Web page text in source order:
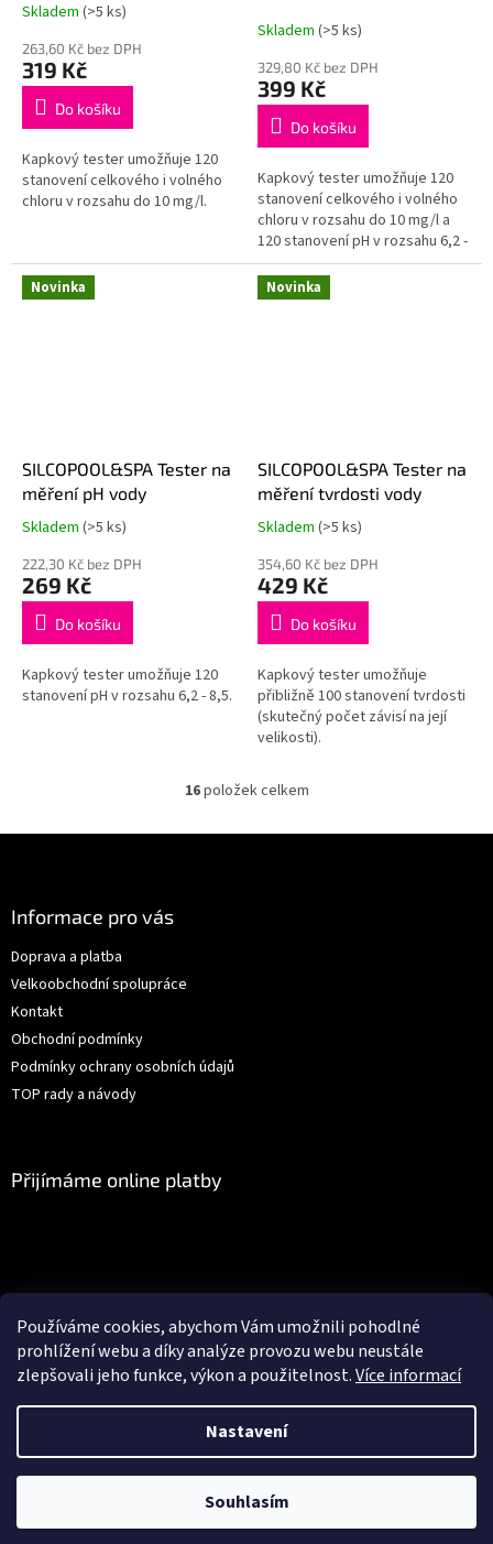
Používáme cookies, abychom Vám umožnili pohodlné
prohlížení webu a díky analýze provozu webu neustále
zlepšovali jeho funkce, výkon a použitelnost.Více informací
Nastavení
Souhlasím
Objednávky vytvořené po 19.12.2025 budou odeslány nejdříve
05.01.2026. Objednávky vytvořené do 19.12.2025 - garance doručení do
Průměrné
produktu
je
5,0
hvězdiček.
Skladem (>5 ks)
263,60 Kč bez DPH
319 Kč
Do košíku
Kapkový tester umožňuje 120
stanovení celkového i volného
chloru v rozsahu do 10 mg/l.
Skladem (>5 ks)
329,80 Kč bez DPH
399 Kč
Do košíku
Kapkový tester umožňuje 120
stanovení celkového i volného
chloru v rozsahu do 10 mg/l a
120 stanovení pH v rozsahu 6,2 -
8,5.
Novinka
SILCOPOOL&SPA Tester na
měření pH vody
Průměrné
produktu
je
5,0
hvězdiček.
Skladem (>5 ks)
222,30 Kč bez DPH
269 Kč
Do košíku
Kapkový tester umožňuje 120
stanovení pH v rozsahu 6,2 - 8,5.
Novinka
SILCOPOOL&SPA Tester na
měření tvrdosti vody
Průměrné
produktu
je
5,0
hvězdiček.
Skladem (>5 ks)
354,60 Kč bez DPH
429 Kč
Do košíku
Kapkový tester umožňuje
přibližně 100 stanovení tvrdosti
(skutečný počet závisí na její
velikosti).
O
l
16položek celkem
Informace pro vás
Doprava a platba
Velkoobchodní spolupráce
Kontakt
Obchodní podmínky
Podmínky ochrany osobních údajů
TOP rady a návody
Přijímáme online platby
Facebook
Copyright 2026Gédéčko.cz. Všechna práva vyhrazena.Upravit
nastavení cookies